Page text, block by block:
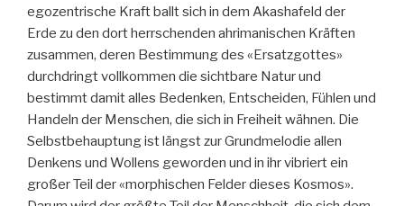
egozentrische Kraft ballt sich in dem Akashafeld der
Erde zu den dort herrschenden ahrimanischen Kräften
zusammen, deren Bestimmung des «Ersatzgottes»
durchdringt vollkommen die sichtbare Natur und
bestimmt damit alles Bedenken, Entscheiden, Fühlen und
Handeln der Menschen, die sich in Freiheit wähnen. Die
Selbstbehauptung ist längst zur Grundmelodie allen
Denkens und Wollens geworden und in ihr vibriert ein
großer Teil der «morphischen Felder dieses Kosmos».